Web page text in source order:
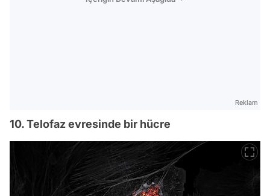
Reklam
10. Telofaz evresinde bir hücre